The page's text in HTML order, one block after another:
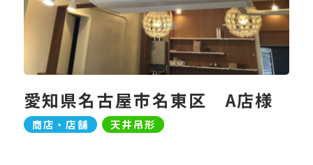
愛知県名古屋市名東区 A店様
商店・店舗 天井吊形